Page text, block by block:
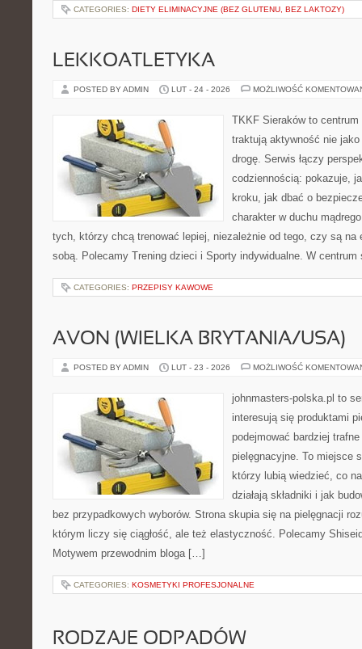
CATEGORIES: DIETY ELIMINACYJNE (BEZ GLUTENU, BEZ LAKTOZY)
LEKKOATLETYKA
POSTED BY ADMIN LUT - 24 - 2026 MOŻLIWOŚĆ
TKKF Sieraków to
traktują aktywność nie
drogę. Serwis łączy
codziennością: pokazuje,
kroku, jak dbać o
charakter w duchu
tych, którzy chcą trenować lepiej, niezależnie od tego, czy są na
sobą. Polecamy Trening dzieci i Sporty indywidualne. W
CATEGORIES: PRZEPISY KAWOWE
AVON (WIELKA BRYTANIA/USA)
POSTED BY ADMIN LUT - 23 - 2026 MOŻLIWOŚĆ
johnmasters-polska.pl to
interesują się produktami
podejmować bardziej
pielęgnacyjne. To miejsce
którzy lubią wiedzieć, co
działają składniki i jak
bez przypadkowych wyborów. Strona skupia się na pielęgnacji
którym liczy się ciągłość, ale też elastyczność. Polecamy
Motywem przewodnim bloga […]
CATEGORIES: KOSMETYKI PROFESJONALNE
RODZAJE ODPADÓW